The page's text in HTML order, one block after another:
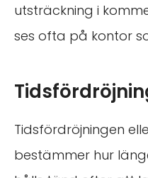
utsträckning i
ses ofta på kontor
Tidsfördröjningen
bestämmer hur